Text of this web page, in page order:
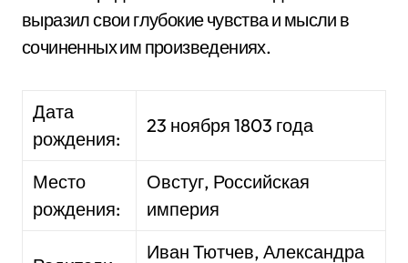
выразил свои глубокие чувства и мысли в
сочиненных им произведениях.
Дата
рождения:
23 ноября 1803 года
Место
рождения:
Овстуг, Российская
империя
Иван Тютчев, Александра